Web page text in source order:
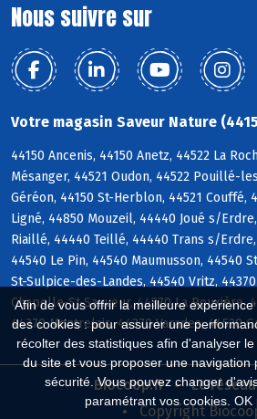
Afin de vous offrir la meilleure
des cookies : pour assurer une
récolter des statistiques afin d'analyser
du site et vous proposer une navigation
sécurité. Vous pouvez changer
paramétrant vos cookies. OK
Nous suivre sur
Votre magasin Saveur Nature
44150 Ancenis, 44150 Anetz, 44522 La
Mésanger, 44521 Oudon, 44522 Pouillé-
Géréon, 44150 St-Herblon, 44521 Couffé,
Ligné, 44850 Mouzeil, 44440 Joué s/
Riaillé, 44440 Teillé, 44440 Trans s/
44540 Le Pin, 44540 Maumusson, 44540
St-Sulpice-des-Landes, 44540 Vritz,
Chapelle-St-Sauveur, 44370 La Rouxière,
44370 Montrelais, 44370 Varades, 44520
Biocoop.fr
Le
Copyright